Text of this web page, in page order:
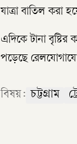
যাত্রা বাতিল করা
এদিকে টানা
পড়েছে
বিষয়: চট্টগ্রাম